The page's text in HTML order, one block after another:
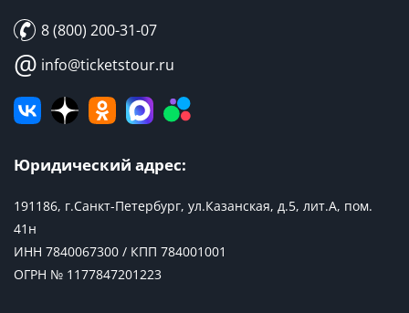
8 (800) 200-31-07
@ info@ticketstour.ru
Юридический адрес:
191186, г.Санкт-Петербург, ул.Казанская, д.5, лит.А, пом.
41н
ИНН 7840067300 / КПП 784001001
ОГРН № 1177847201223